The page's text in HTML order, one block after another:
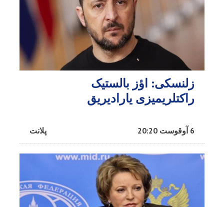
زلنسکی: اؤز بالستیک
راکتلریمیزی یارادیریق
پلانت 6 آوقوست 20:20